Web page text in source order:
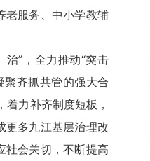
老服务、中小学教辅
”，全力推动“突击
齐抓共管的强大合
着力补齐制度短板，
更多九江基层治理改
社会关切，不断提高